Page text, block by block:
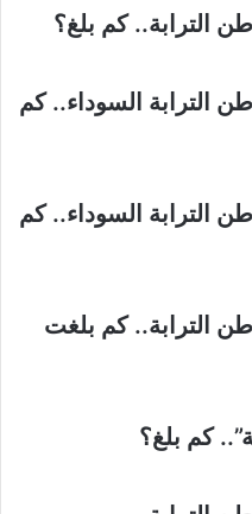
الترابة.. كم بلغ؟
الترابة السوداء.. كم
الترابة السوداء.. كم
الترابة.. كم بلغت
كم بلغ؟